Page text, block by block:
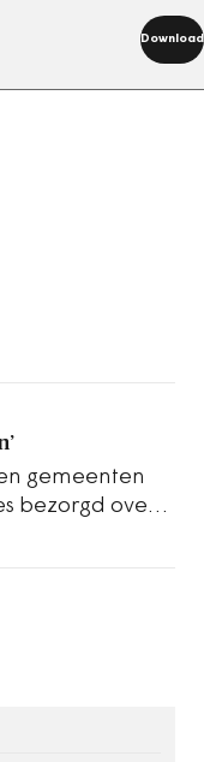
Download
gemeenten
bezorgd over
Welke…